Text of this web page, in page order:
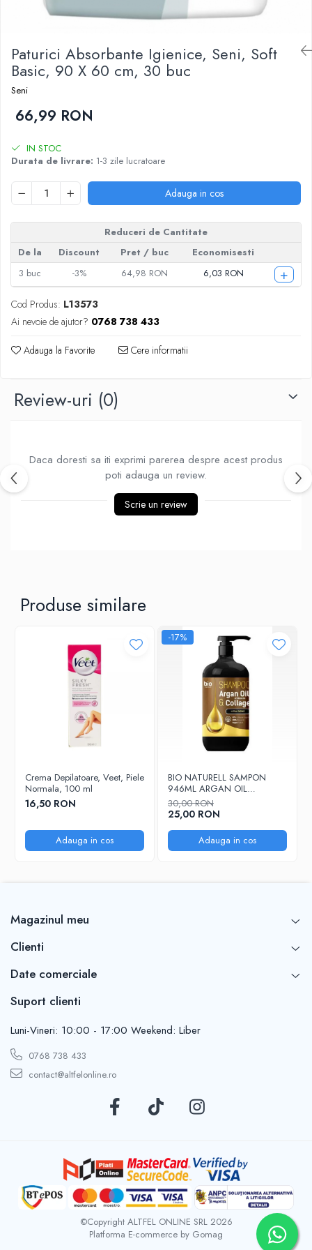
Epilare
Absorbante
Absorbante Incontinenta
Absorbante Zilnice
Scutece pentru Adulti
Servetele Umede pentru Adulti
Apa de Gura
Ingrijire Buze
Ingrijirea Parului
Produse Styling
Sampon pentru Barbati
Vopsea de Par
Creme de Fata
Demachiere
Unisex
After Shave Balsam
Aparate de Ras
Geluri si Spume de Ras
Servetele Umede
Seturi Cadou
Pentru Barbati
Pentru Femei
Uz Sanitar
Solutii Curatare Mobila
Solutii Curatare Suprafete Diverse
Solutii Desfundare Scurgeri
Solutii Intretinere Textile
Universale
Carlige Rufe
Hartie Igienica
Ingrijire Incaltaminte
Lavete si Bureti
Manusi Menaj
Saci Menajeri
Paturici Absorbante Igienice, Seni, Soft
Basic, 90 X 60 cm, 30 buc
Seni
66,99 RON
IN STOC
Durata de livrare: 1-3 zile lucratoare
Adauga in cos
Reduceri de Cantitate
De la
Discount Pret / buc
Economisesti
3 buc -3% 64,98 RON 6,03 RON +
Cod Produs: L13573
Ai nevoie de ajutor? 0768 738 433
Adauga la Favorite Cere informatii
Review-uri (0)
Daca doresti sa iti exprimi parerea despre acest produs
poti adauga un review.
Scrie un review
Produse similare
Crema Depilatoare, Veet, Piele
Normala, 100 ml
16,50 RON
Adauga in cos
-17%
BIO NATURELL SAMPON
946ML ARGAN OIL
&COLLAGEN
30,00 RON
25,00 RON
Adauga in cos
Magazinul meu
Clienti
Date comerciale
Suport clienti
Luni-Vineri: 10:00 - 17:00 Weekend: Liber
0768 738 433
contact@altfelonline.ro
©Copyright ALTFEL ONLINE SRL 2026
Platforma E-commerce by Gomag